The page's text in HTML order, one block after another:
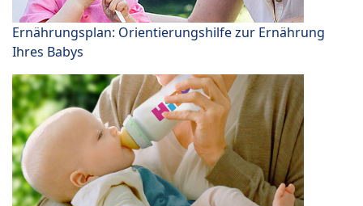
Ernährungsplan: Orientierungshilfe zur Ernährung
Ihres Babys